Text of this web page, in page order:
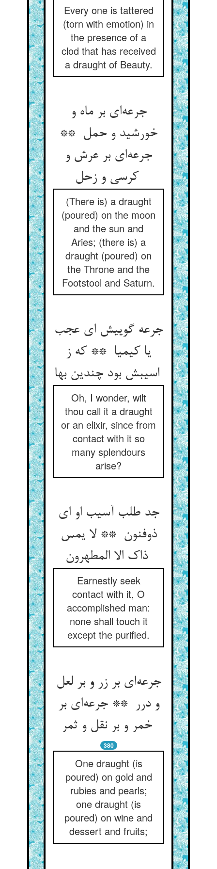
Every one is tattered
(torn with emotion) in
the presence of a
clod that has received
a draught of Beauty.
جرعه‌ای بر ماه و
خورشید و حمل **
جرعه‌ای بر عرش و
کرسی و زحل
(There is) a draught
(poured) on the moon
and the sun and
Aries; (there is) a
draught (poured) on
the Throne and the
Footstool and Saturn.
جرعه گوییش ای عجب
یا کیمیا ** که ز
اسیبش بود چندین بها
Oh, I wonder, wilt
thou call it a draught
or an elixir, since from
contact with it so
many splendours
arise?
جد طلب آسیب او ای
ذوفنون ** لا یمس
ذاک الا المطهرون
Earnestly seek
contact with it, O
accomplished man:
none shall touch it
except the purified.
جرعه‌ای بر زر و بر لعل
و درر ** جرعه‌ای بر
خمر و بر نقل و ثمر
380
One draught (is
poured) on gold and
rubies and pearls;
one draught (is
poured) on wine and
dessert and fruits;